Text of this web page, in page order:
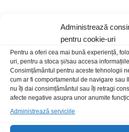
Administrează
pentru cookie-uri
Pentru a oferi cea mai bună experiență,
uri, pentru a stoca și/sau accesa
Consimțământul pentru aceste tehnologii
cum ar fi comportamentul de navigare sau
nu îți dai consimțământul sau îți retragi
afecte negative asupra unor anumite
Administrează serviciile
Buton CR 2x2A 250Vac ON-ON
PS24202 metalic
15,00